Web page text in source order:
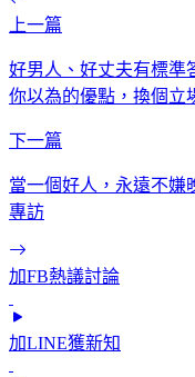
上一篇
好男人、好丈夫有標準
你以為的優點，換個立
下一篇
當一個好人，永遠不嫌
專訪
加FB熱議討論
加LINE獲新知